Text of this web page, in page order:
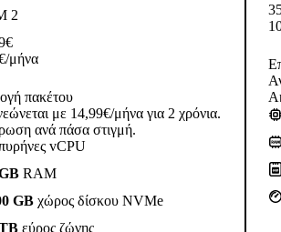
2
€
/μήνα
πακέτου
με 14,99€/μήνα για 2 χρόνια.
ανά πάσα στιγμή.
vCPU
RAM
GB χώρος δίσκου NVMe
εύρος ζώνης